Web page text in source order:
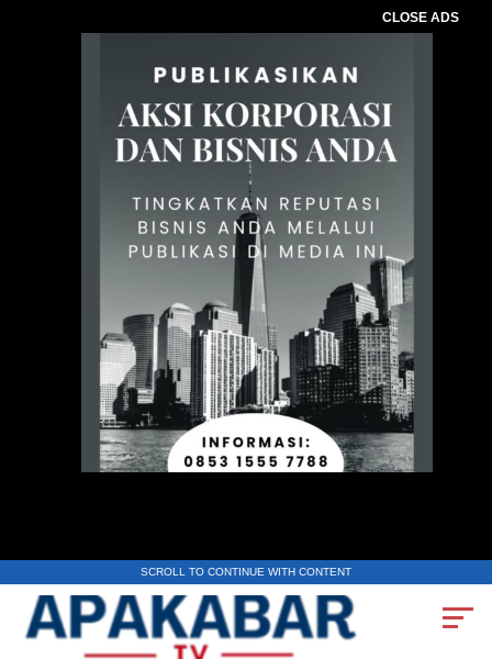
CLOSE ADS
SCROLL TO CONTINUE WITH CONTENT